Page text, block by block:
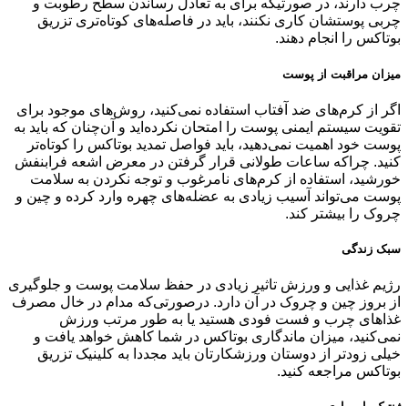
چرب دارند، در صورتیکه برای به تعادل رساندن سطح رطوبت و
چربی پوستشان کاری نکنند، باید در فاصله‌های کوتاه‌تری تزریق
بوتاکس را انجام دهند.
میزان مراقبت از پوست
اگر از کرم‌های ضد آفتاب استفاده نمی‌کنید، روش‌های موجود برای
تقویت سیستم ایمنی پوست را امتحان نکرده‌اید و آن‌چنان که باید به
پوست خود اهمیت نمی‌دهید، باید فواصل تمدید بوتاکس را کوتاه‌تر
کنید. چراکه ساعات طولانی قرار گرفتن در معرض اشعه فرابنفش
خورشید، استفاده از کرم‌های نامرغوب و توجه نکردن به سلامت
پوست می‌تواند آسیب زیادی به عضله‌های چهره وارد کرده و چین و
چروک را بیشتر کند.
سبک زندگی
رژیم غذایی و ورزش تاثیر زیادی در حفظ سلامت پوست و جلوگیری
از بروز چین و چروک در آن دارد. درصورتی‌که مدام در خال مصرف
غذاهای چرب و فست فودی هستید یا به طور مرتب ورزش
نمی‌کنید، میزان ماندگاری بوتاکس در شما کاهش خواهد یافت و
خیلی زودتر از دوستان ورزشکارتان باید مجددا به کلینیک تزریق
بوتاکس مراجعه کنید.